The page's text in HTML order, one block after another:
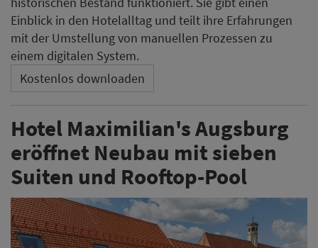
Einblick in den Hotelalltag und teilt ihre Erfahrungen
mit der Umstellung von manuellen Prozessen zu
einem digitalen System.
Kostenlos downloaden
Hotel Maximilian's Augsburg
eröffnet Neubau mit sieben
Suiten und Rooftop-Pool